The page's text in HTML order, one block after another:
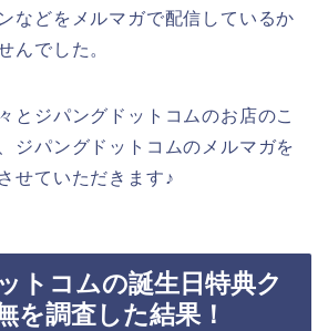
などをメルマガで配信しているか
んでした。
とジパングドットコムのお店のこ
ジパングドットコムのメルマガを
せていただきます♪
トコムの誕生日特典ク
を調査した結果！